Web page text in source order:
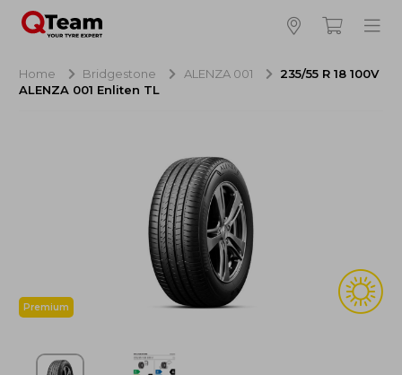
Hoeveel banden wilt u bestellen?
Totaal inclusief BTW:
Bestellen
Annuleren
Home Bridgestone ALENZA 001
235/55 R 18 100V
ALENZA 001 Enliten TL
Premium